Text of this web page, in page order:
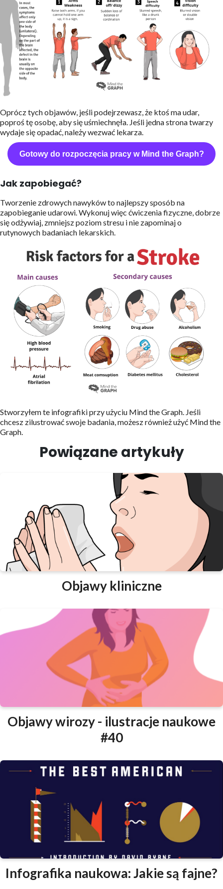
Oprócz tych objawów, jeśli podejrzewasz, że ktoś ma udar,
poproś tę osobę, aby się uśmiechnęła. Jeśli jedna strona twarzy
wydaje się opadać, należy wezwać lekarza.
Gotowy do rozpoczęcia pracy w Mind the Graph?
Jak zapobiegać?
Tworzenie zdrowych nawyków to najlepszy sposób na
zapobieganie udarowi. Wykonuj więc ćwiczenia fizyczne, dobrze
się odżywiaj, zmniejsz poziom stresu i nie zapominaj o
rutynowych badaniach lekarskich.
Stworzyłem te infografiki przy użyciu Mind the Graph. Jeśli
chcesz zilustrować swoje badania, możesz również użyć Mind the
Graph.
Powiązane artykuły
Objawy kliniczne
Objawy wirozy - ilustracje naukowe
#40
Infografika naukowa: Jakie są fajne?